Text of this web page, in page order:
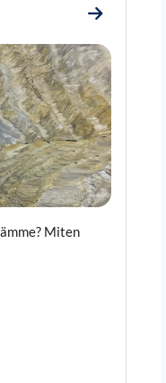
Go to
Miten